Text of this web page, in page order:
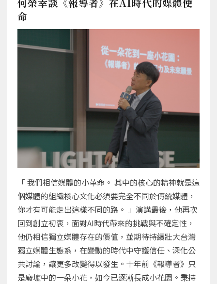
命
「 我們相信媒體的小革命。 其中的核心的精神就是這
個媒體的組織核心文化必須要完全不同於傳統媒體，
你才有可能走出這樣不同的路。 」演講最後，他再次
回到創立初衷，面對AI時代帶來的挑戰與不確定性，
他仍相信獨立媒體存在的價值，並期待持續壯大台灣
獨立媒體生態系，在變動的時代中守護信任、深化公
共討論，讓更多改變得以發生。十年前《報導者》只
是廢墟中的一朵小花，如今已逐漸長成小花園。秉持